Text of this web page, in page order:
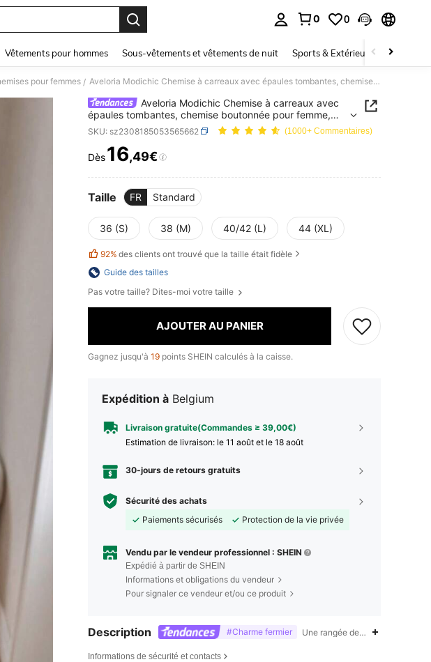
0 0
Vêtements pour hommes Sous-vêtements et vêtements de nuit Sports & Extérieur Enfants
pour femmes / Aveloria Modichic Chemise à carreaux avec épaules tombantes, chemise boutonnée pour femme, Hauts à manches longues
Aveloria Modichic Chemise à carreaux avec
épaules tombantes, chemise boutonnée pour femme,
Hauts à manches longues
SKU: sz2308185053565662 (1000+ Commentaires)
PRICE AND AVAILABILITY
Dès16,49€
Taille FR Standard
36 (S) 38 (M) 40/42 (L) 44 (XL)
92% des clients ont trouvé que la taille était fidèle
Guide des tailles
Pas votre taille? Dites-moi votre taille
AJOUTER AU PANIER
Gagnez jusqu'à 19 points SHEIN calculés à la caisse.
Expédition à Belgium
Livraison gratuite(Commandes ≥ 39,00€)
Estimation de livraison: le 11 août et le 18 août
30-jours de retours gratuits
Sécurité des achats
Paiements sécurisés
Protection de la vie privée
Vendu par le vendeur professionnel : SHEIN
Expédié à partir de SHEIN
Informations et obligations du vendeur
Pour signaler ce vendeur et/ou ce produit
Description #Charme fermier Une rangée de
Informations de sécurité et contacts